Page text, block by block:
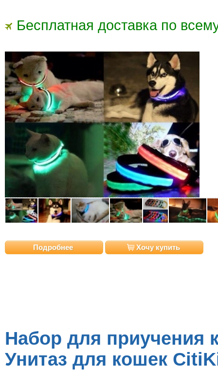
Бесплатная доставка по
Подробнее Хочу купить
Набор для приучения
Унитаз для кошек